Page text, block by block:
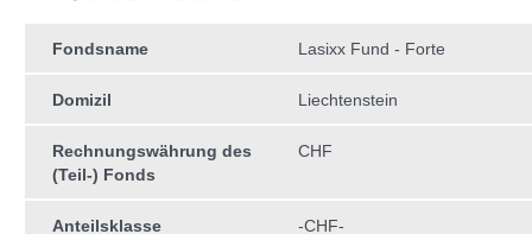
Fondsname Lasixx Fund - Forte
Domizil Liechtenstein
Rechnungswährung des
(Teil-) Fonds
CHF
Anteilsklasse -CHF-